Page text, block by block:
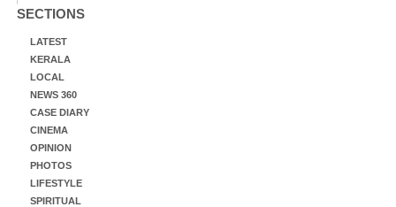
SECTIONS
LATEST
KERALA
LOCAL
NEWS 360
CASE DIARY
CINEMA
OPINION
PHOTOS
LIFESTYLE
SPIRITUAL